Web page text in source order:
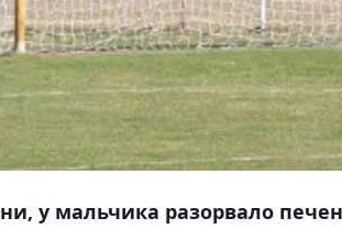
у мальчика разорвало